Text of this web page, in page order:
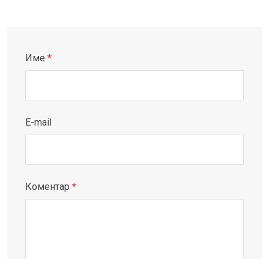
Име *
E-mail
Коментар *